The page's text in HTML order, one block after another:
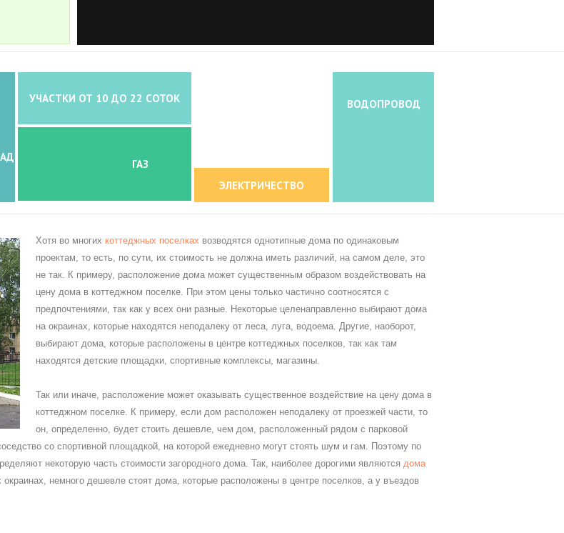
УЧАСТКИ ОТ 10 ДО 22 СОТОК
ГАЗ
ЭЛЕКТРИЧЕСТВО
ВОДОПРОВОД
Хотя во многих коттеджных поселках возводятся однотипные дома по одинаковым
проектам, то есть, по сути, их стоимость не должна иметь различий, на самом деле, это
не так. К примеру, расположение дома может существенным образом воздействовать на
цену дома в коттеджном поселке. При этом цены только частично соотносятся с
предпочтениями, так как у всех они разные. Некоторые целенаправленно выбирают дома
на окраинах, которые находятся неподалеку от леса, луга, водоема. Другие, наоборот,
выбирают дома, которые расположены в центре коттеджных поселков, так как там
находятся детские площадки, спортивные комплексы, магазины.
Так или иначе, расположение может оказывать существенное воздействие на цену дома в
коттеджном поселке. К примеру, если дом расположен неподалеку от проезжей части, то
он, определенно, будет стоить дешевле, чем дом, расположенный рядом с парковой
со спортивной площадкой, на которой ежедневно могут стоять шум и гам. Поэтому по
некоторую часть стоимости загородного дома. Так, наиболее дорогими являются дома
немного дешевле стоят дома, которые расположены в центре поселков, а у въездов